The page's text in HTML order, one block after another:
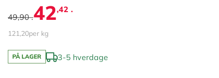
49,90 .42,42 .
121,20per kg
PÅ LAGER 3-5 hverdage